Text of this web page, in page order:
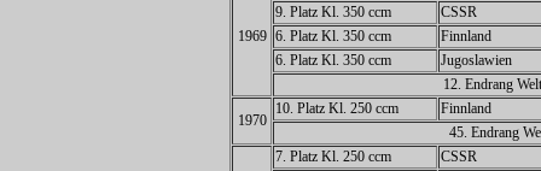
1969
9. Platz Kl. 350 ccm
CSSR
6. Platz Kl. 350 ccm
Finnland
6. Platz Kl. 350 ccm
Jugoslawien
12. Endrang
1970
10. Platz Kl. 250 ccm
Finnland
45. Endrang
7. Platz Kl. 250 ccm
CSSR